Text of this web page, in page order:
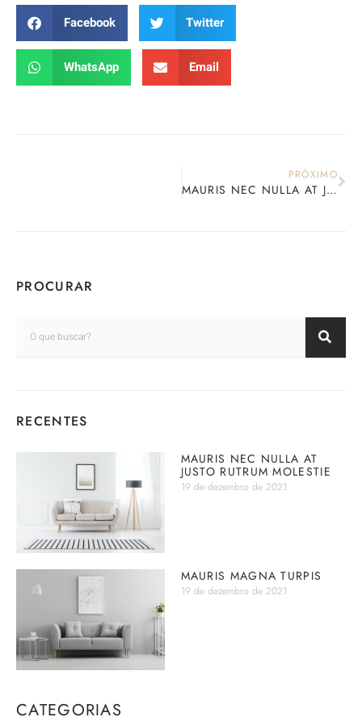
Facebook Twitter
WhatsApp Email
PRÓXIMO
MAURIS NEC NULLA AT JUSTO RUTRUM MOLESTIE
PROCURAR
RECENTES
MAURIS NEC NULLA AT
JUSTO RUTRUM MOLESTIE
19 de dezembro de 2021
MAURIS MAGNA TURPIS
19 de dezembro de 2021
CATEGORIAS